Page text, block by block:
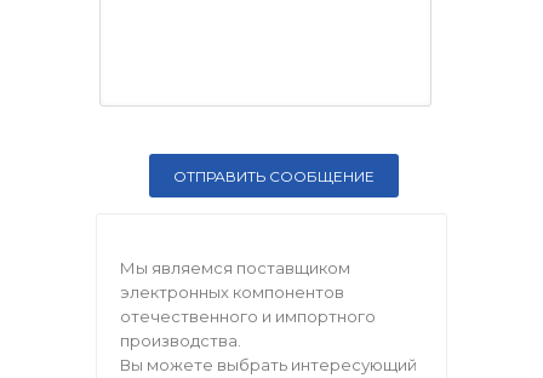
Мы являемся поставщиком
электронных компонентов
отечественного и импортного
производства.
Вы можете выбрать интересующий